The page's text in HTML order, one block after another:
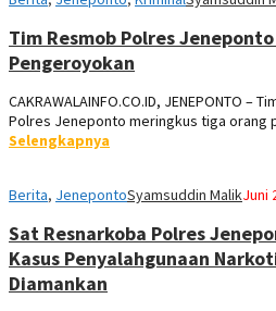
Tim Resmob Polres
Pengeroyokan
CAKRAWALAINFO.CO.ID, JENEPONTO –
Polres Jeneponto meringkus tiga orang
Selengkapnya
Berita, JenepontoSyamsuddin MalikJuni
Sat Resnarkoba Polres
Kasus Penyalahgunaan
Diamankan